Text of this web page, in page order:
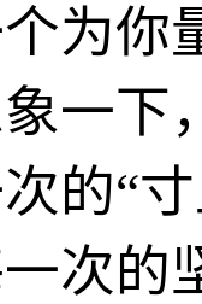
为你
一下
的“
次的